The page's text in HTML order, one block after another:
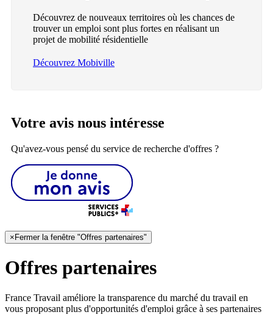
Découvrez de nouveaux territoires où les chances de
trouver un emploi sont plus fortes en réalisant un
projet de mobilité résidentielle
Découvrez Mobiville
Votre avis nous intéresse
Qu'avez-vous pensé du service de recherche d'offres ?
× Fermer la fenêtre "Offres partenaires"
Offres partenaires
France Travail améliore la transparence du marché du travail en
vous proposant plus d'opportunités d'emploi grâce à ses partenaires